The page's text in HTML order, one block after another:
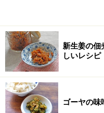
新生姜の佃
しいレシピ
ゴーヤの